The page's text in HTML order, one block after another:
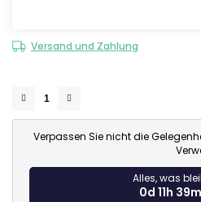
Versand und Zahlung
Verpassen Sie nicht die
Alles, was
0d 11h